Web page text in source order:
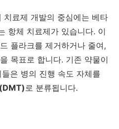
료제 개발의 중심에는 베타
항체 치료제가 있습니다. 이
플라크를 제거하거나 줄여,
목표로 합니다. 기존 약물이
은 병의 진행 속도 자체를
로 분류됩니다.